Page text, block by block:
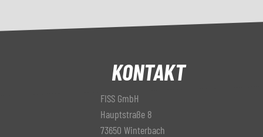
KONTAKT
FISS GmbH
Hauptstraße 8
73650 Winterbach